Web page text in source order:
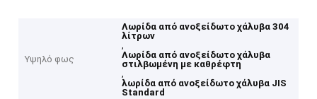
Υψηλό φως
Λωρίδα από ανοξείδωτο χάλυβα 304
λίτρων
,
Λωρίδα από ανοξείδωτο χάλυβα
στιλβωμένη με καθρέφτη
,
λωρίδα από ανοξείδωτο χάλυβα JIS
Standard